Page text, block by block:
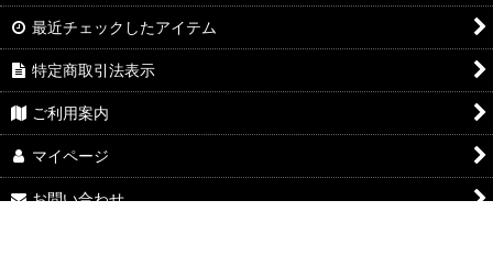
最近チェックしたアイテム
特定商取引法表示
ご利用案内
マイページ
お問い合わせ